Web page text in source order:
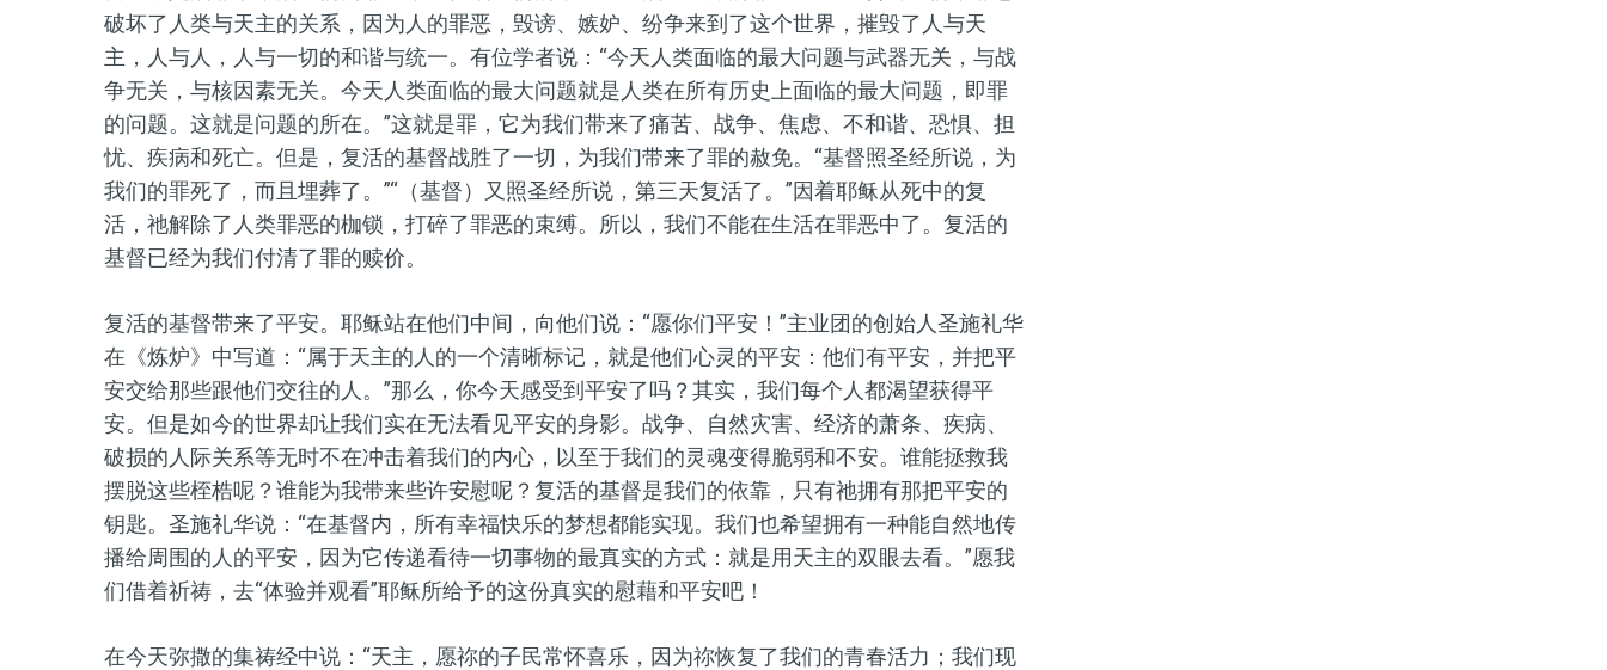
破坏了人类与天主的关系，因为人的罪恶，毁谤、嫉妒、纷争来到了这个世界，摧毁了人与天
主，人与人，人与一切的和谐与统一。有位学者说：“今天人类面临的最大问题与武器无关，与战
争无关，与核因素无关。今天人类面临的最大问题就是人类在所有历史上面临的最大问题，即罪
的问题。这就是问题的所在。”这就是罪，它为我们带来了痛苦、战争、焦虑、不和谐、恐惧、担
忧、疾病和死亡。但是，复活的基督战胜了一切，为我们带来了罪的赦免。“基督照圣经所说，为
我们的罪死了，而且埋葬了。”“（基督）又照圣经所说，第三天复活了。”因着耶稣从死中的复
活，祂解除了人类罪恶的枷锁，打碎了罪恶的束缚。所以，我们不能在生活在罪恶中了。复活的
基督已经为我们付清了罪的赎价。
复活的基督带来了平安。耶稣站在他们中间，向他们说：“愿你们平安！”主业团的创始人圣施礼华
在《炼炉》中写道：“属于天主的人的一个清晰标记，就是他们心灵的平安：他们有平安，并把平
安交给那些跟他们交往的人。”那么，你今天感受到平安了吗？其实，我们每个人都渴望获得平
安。但是如今的世界却让我们实在无法看见平安的身影。战争、自然灾害、经济的萧条、疾病、
破损的人际关系等无时不在冲击着我们的内心，以至于我们的灵魂变得脆弱和不安。谁能拯救我
摆脱这些桎梏呢？谁能为我带来些许安慰呢？复活的基督是我们的依靠，只有祂拥有那把平安的
钥匙。圣施礼华说：“在基督内，所有幸福快乐的梦想都能实现。我们也希望拥有一种能自然地传
播给周围的人的平安，因为它传递看待一切事物的最真实的方式：就是用天主的双眼去看。”愿我
们借着祈祷，去“体验并观看”耶稣所给予的这份真实的慰藉和平安吧！
在今天弥撒的集祷经中说：“天主，愿祢的子民常怀喜乐，因为祢恢复了我们的青春活力；我们现